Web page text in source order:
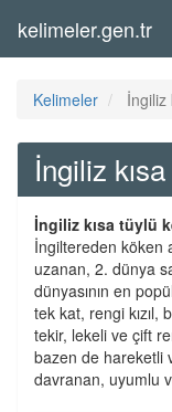
kelimeler.gen.tr
Kelimeler İngiliz
İngiliz
İngiliz kısa tüylü
İngiltereden köken
uzanan, 2. dünya
dünyasının en
tek kat, rengi
tekir, lekeli ve çift
bazen de hareketli
davranan, uyumlu